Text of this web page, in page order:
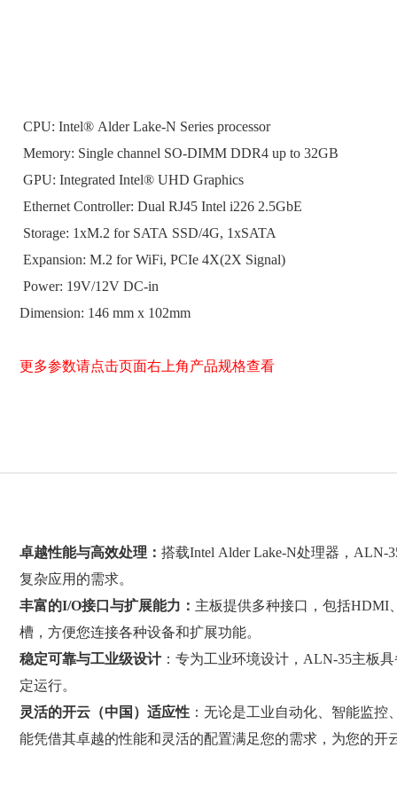
CPU: Intel® Alder Lake-N Series processor
Memory: Single channel SO-DIMM DDR4 up to 32GB
GPU: Integrated Intel® UHD Graphics
Ethernet Controller: Dual RJ45 Intel i226 2.5GbE
Storage: 1xM.2 for SATA SSD/4G, 1xSATA
Expansion: M.2 for WiFi, PCIe 4X(2X Signal)
Power: 19V/12V DC-in
Dimension: 146 mm x 102mm
更多参数请点击页面右上角产品规格查看
卓越性能与高效处理： 搭载Intel Alder Lake-N处理器，
复杂应用的需求。
丰富的I/O接口与扩展能力： 主板提供多种接口，包括HDMI
槽，方便您连接各种设备和扩展功能。
稳定可靠与工业级设计：专为工业环境设计，ALN-35主板
定运行。
灵活的开云（中国）适应性 ：无论是工业自动化、智能监
能凭借其卓越的性能和灵活的配置满足您的需求，为您的开